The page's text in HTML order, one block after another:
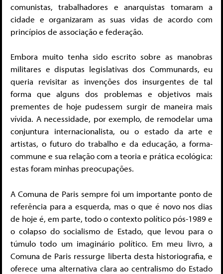
comunistas, trabalhadores e anarquistas tomaram a
cidade e organizaram as suas vidas de acordo com
princípios de associação e federação.
Embora muito tenha sido escrito sobre as manobras
militares e disputas legislativas dos Communards, eu
queria revisitar as invenções dos insurgentes de tal
forma que alguns dos problemas e objetivos mais
prementes de hoje pudessem surgir de maneira mais
vívida. A necessidade, por exemplo, de remodelar uma
conjuntura internacionalista, ou o estado da arte e
artistas, o futuro do trabalho e da educação, a forma-
commune e sua relação com a teoria e prática ecológica:
estas foram minhas preocupações.
A Comuna de Paris sempre foi um importante ponto de
referência para a esquerda, mas o que é novo nos dias
de hoje é, em parte, todo o contexto político pós-1989 e
o colapso do socialismo de Estado, que levou para o
túmulo todo um imaginário político. Em meu livro, a
Comuna de Paris ressurge liberta desta historiografia, e
oferece uma alternativa clara ao centralismo do Estado